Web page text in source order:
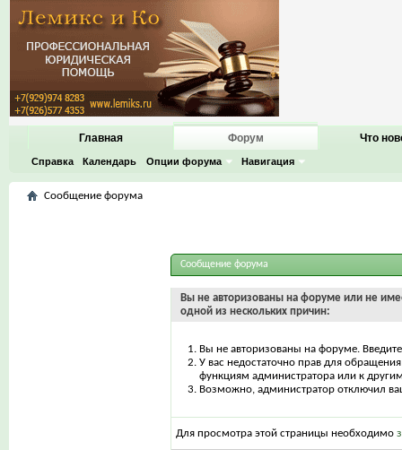
Главная Форум
Справка Календарь Опции форума Навигация
Что
Сообщение форума
Сообщение форума
Вы не авторизованы на форуме или не
одной из нескольких причин:
Вы не авторизованы на форуме.
У вас недостаточно прав для
функциям администратора или к
Возможно, администратор отключил
Для просмотра этой страницы необходимо